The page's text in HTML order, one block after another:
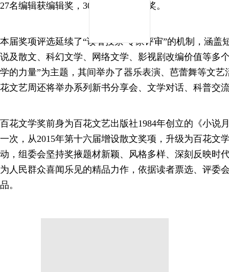
27名编辑获编辑奖，30名读者获读者奖。
本届奖项评选延续了“读者投票 专家评审”的机制，涵盖
说及散文、科幻文学、网络文学、影视剧改编价值等多
学的力量”为主题，其间举办了器乐表演、芭蕾舞等文
花文艺周还将举办系列新书分享会、文学对话、科普交
百花文学奖前身为百花文艺出版社1984年创立的《小说
一次，从2015年第十六届增设散文奖项，升级为百花文
动，组委会坚持奖掖题材新颖、风格多样、深刻反映时
为人民群众喜闻乐见的精品力作，依据读者票选、评委
品。